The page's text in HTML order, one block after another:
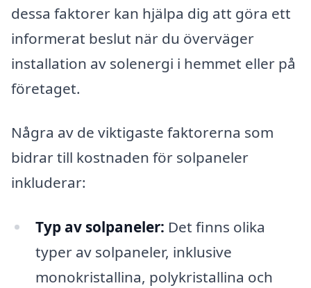
dessa faktorer kan hjälpa dig att göra ett
informerat beslut när du överväger
installation av solenergi i hemmet eller på
företaget.
Några av de viktigaste faktorerna som
bidrar till kostnaden för solpaneler
inkluderar:
Typ av solpaneler: Det finns olika
typer av solpaneler, inklusive
monokristallina, polykristallina och